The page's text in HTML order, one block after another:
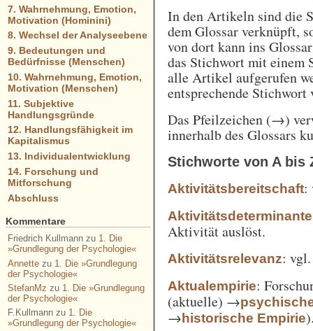
In den Artikeln sind die
dem Glossar verknüpft,
von dort kann ins
das Stichwort mit einem
alle Artikel aufgerufen
entsprechende Stichwort
Das Pfeilzeichen (→)
innerhalb des Glossars
Stichworte von A bis
Aktivitätsbereitschaft:
Aktivitätsdeterminante
Aktivität auslöst.
Aktivitätsrelevanz:
Aktualempirie:
(aktuelle) →
→historische Empirie
7. Wahrnehmung, Emotion,
Motivation (Hominini)
8. Wechsel der Analyseebene
9. Bedeutungen und
Bedürfnisse (Menschen)
10. Wahrnehmung, Emotion,
Motivation (Menschen)
11. Subjektive
Handlungsgründe
12. Handlungsfähigkeit im
Kapitalismus
13. Individualentwicklung
14. Forschung und
Mitforschung
Abschluss
Kommentare
Friedrich Kullmannzu 1. Die
»Grundlegung der Psychologie«
Annettezu 1. Die »Grundlegung
der Psychologie«
StefanMz zu 1. Die »Grundlegung
der Psychologie«
F.Kullmannzu 1. Die
»Grundlegung der Psychologie«